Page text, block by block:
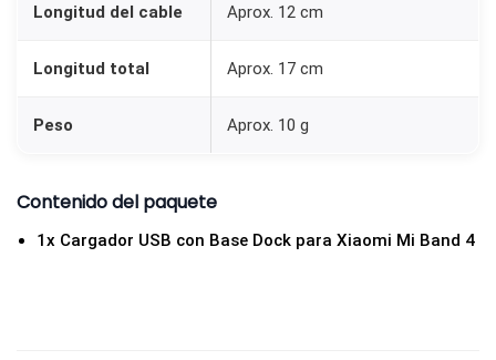
Longitud del cable Aprox. 12 cm
Longitud total Aprox. 17 cm
Peso Aprox. 10 g
Contenido del paquete
1x Cargador USB con Base Dock para Xiaomi Mi Band 4